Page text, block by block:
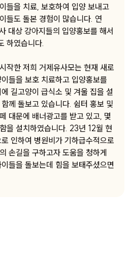
들을 치료, 보호하여 입양 보내고
들도 돌본 경험이 많습니다. 연
대상 강아지들의 입양홍보를 해서
하였습니다.
작한 저희 거제유사모는 현재 새로
들을 보호 치료하고 입양홍보를
길고양이 급식소 및 겨울 집을 설
께 돌보고 있습니다. 쉼터 홍보 및
대문에 배너광고를 받고 있고, 몇
을 설치하였습니다. 23년 12월 현
인하여 병원비가 기하급수적으로
손길을 구하고자 도움을 청하게
들을 돌보는데 힘을 보태주셨으면